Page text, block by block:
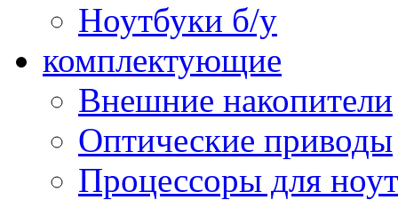
Ноутбуки б/у
комплектующие
Внешние накопители
Оптические приводы
Процессоры для